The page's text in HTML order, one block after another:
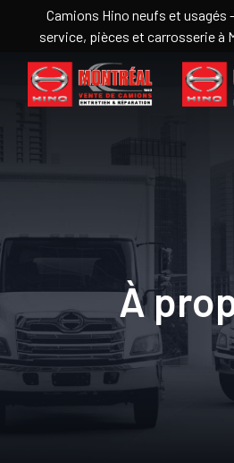
Camions Hino neufs et usagés
service, pièces et carrosserie à
À